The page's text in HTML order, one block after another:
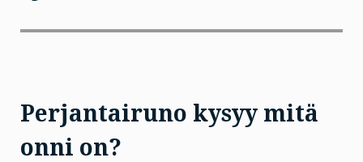
Perjantairuno kysyy mitä
onni on?